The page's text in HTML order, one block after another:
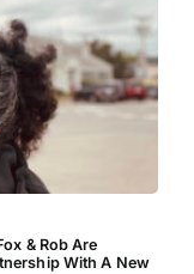
& Rob Are
With A New